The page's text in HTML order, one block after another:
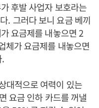
후발 사업자 보호라는
. 그러다 보니 요금 베끼
요금제를 내놓으면 2
체가 요금제를 내놓으면
.
대적으로 여력이 있는
요금 인하 카드를 꺼낼